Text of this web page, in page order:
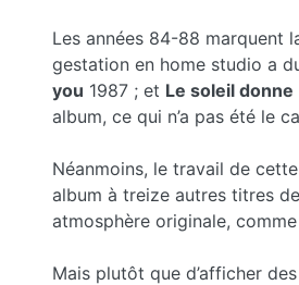
Les années 84-88 marquent
gestation en home studio a
you 1987 ; et Le soleil donne
album, ce qui n’a pas été le
Néanmoins, le travail de
album à treize autres titres
atmosphère originale,
Mais plutôt que d’afficher